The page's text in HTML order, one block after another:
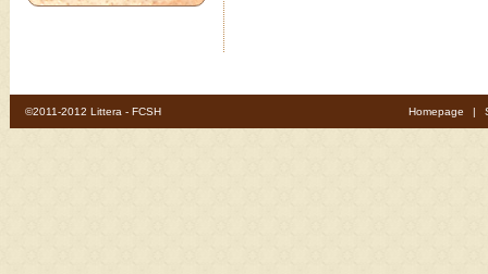
©2011-2012 Littera - FCSH Homepage |